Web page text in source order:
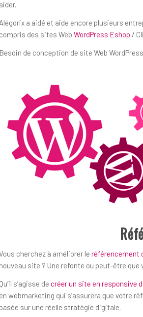
aider.
Alégorix a aidé et aide encore plusieurs
compris des sites Web WordPress Eshop /
Besoin de conception de site Web
cherchez à améliorer le référencement
nouveau site ? Une refonte ou peut-être que
Qu’il s’agisse de créer un site en responsive
en webmarketing qui s’assurera que votre
basée sur une réelle stratégie digitale.